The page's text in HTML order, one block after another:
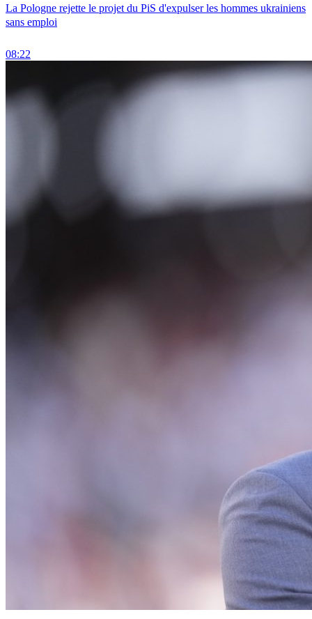
La Pologne rejette le projet du PiS d'expulser les hommes ukrainiens
sans emploi
08:22